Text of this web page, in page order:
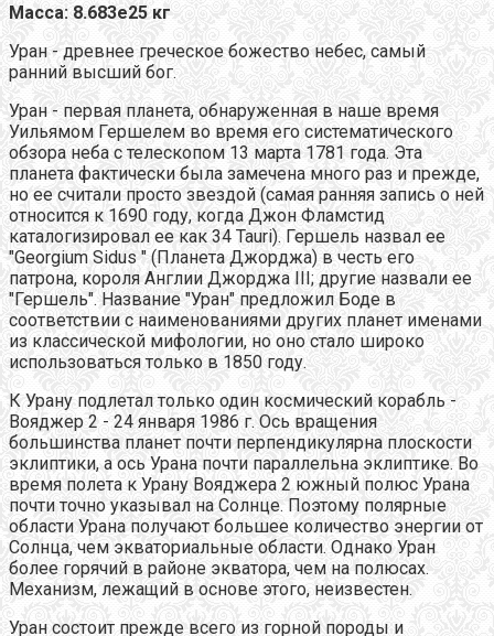
Масса: 8.683е25 кг
Уран - древнее греческое божество небес, самый
ранний высший бог.
Уран - первая планета, обнаруженная в наше время
Уильямом Гершелем во время его систематического
обзора неба с телескопом 13 марта 1781 года. Эта
планета фактически была замечена много раз и прежде,
но ее считали просто звездой (самая ранняя запись о ней
относится к 1690 году, когда Джон Фламстид
каталогизировал ее как 34 Tauri). Гершель назвал ее
"Georgium Sidus " (Планета Джорджа) в честь его
патрона, короля Англии Джорджа III; другие назвали ее
"Гершель". Название "Уран" предложил Боде в
соответствии с наименованиями других планет именами
из классической мифологии, но оно стало широко
использоваться только в 1850 году.
К Урану подлетал только один космический корабль -
Вояджер 2 - 24 января 1986 г. Ось вращения
большинства планет почти перпендикулярна плоскости
эклиптики, а ось Урана почти параллельна эклиптике. Во
время полета к Урану Вояджера 2 южный полюс Урана
почти точно указывал на Солнце. Поэтому полярные
области Урана получают большее количество энергии от
Солнца, чем экваториальные области. Однако Уран
более горячий в районе экватора, чем на полюсах.
Механизм, лежащий в основе этого, неизвестен.
Уран состоит прежде всего из горной породы и